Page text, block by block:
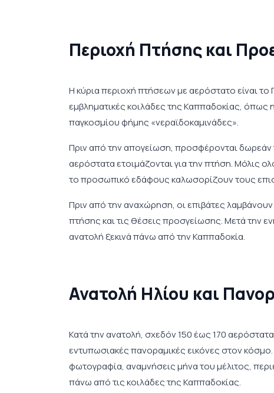
Περιοχή Πτήσης και
Η κύρια περιοχή πτήσεων με αερόστατο είναι
εμβληματικές κοιλάδες της Καππαδοκίας, όπως
παγκοσμίου φήμης «νεραϊδοκαμινάδες».
Πριν από την απογείωση, προσφέρονται δωρεάν
αερόστατα ετοιμάζονται για την πτήση. Μόλις
το προσωπικό εδάφους καλωσορίζουν τους
Πριν από την αναχώρηση, οι επιβάτες
πτήσης και τις θέσεις προσγείωσης. Μετά την
ανατολή ξεκινά πάνω από την Καππαδοκία.
Ανατολή Ηλίου και
Κατά την ανατολή, σχεδόν 150 έως 170
εντυπωσιακές πανοραμικές εικόνες στον
φωτογραφία, αναμνήσεις μήνα του μέλιτος,
πάνω από τις κοιλάδες της Καππαδοκίας.